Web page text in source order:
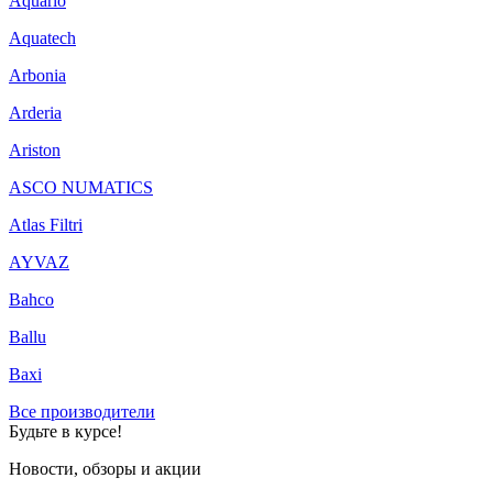
Aquatech
Arbonia
Arderia
Ariston
ASCO NUMATICS
Atlas Filtri
AYVAZ
Bahco
Ballu
Baxi
Все производители
Будьте в курсе!
Новости, обзоры и акции